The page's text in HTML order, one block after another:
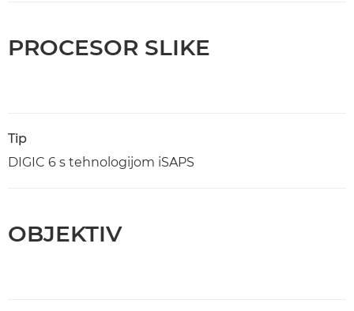
PROCESOR SLIKE
Tip
DIGIC 6 s tehnologijom iSAPS
OBJEKTIV